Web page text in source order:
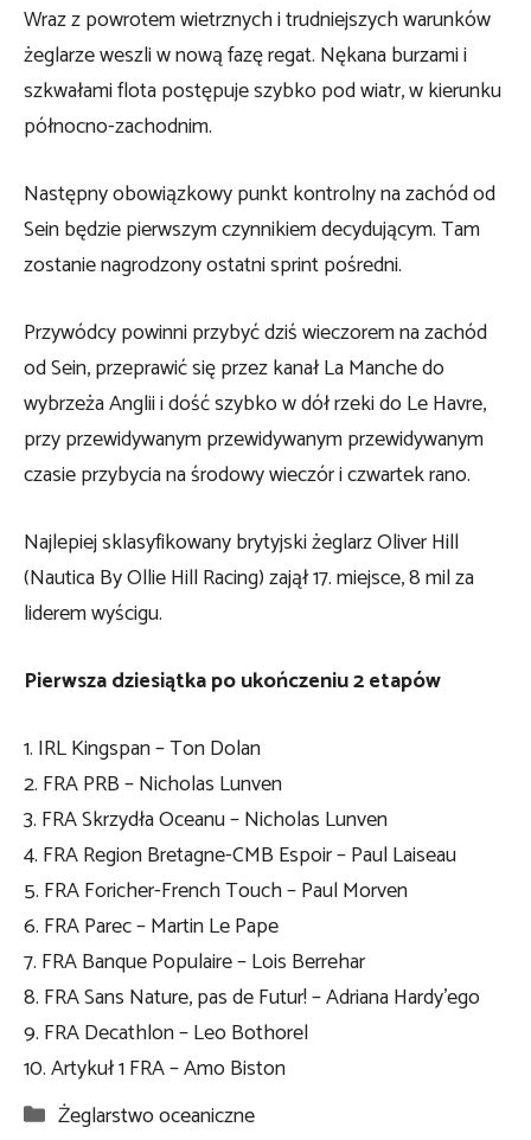
Wraz z powrotem wietrznych i trudniejszych warunków
żeglarze weszli w nową fazę regat. Nękana burzami i
szkwałami flota postępuje szybko pod wiatr, w kierunku
północno-zachodnim.
Następny obowiązkowy punkt kontrolny na zachód od
Sein będzie pierwszym czynnikiem decydującym. Tam
zostanie nagrodzony ostatni sprint pośredni.
Przywódcy powinni przybyć dziś wieczorem na zachód
od Sein, przeprawić się przez kanał La Manche do
wybrzeża Anglii i dość szybko w dół rzeki do Le Havre,
przy przewidywanym przewidywanym przewidywanym
czasie przybycia na środowy wieczór i czwartek rano.
Najlepiej sklasyfikowany brytyjski żeglarz Oliver Hill
(Nautica By Ollie Hill Racing) zajął 17. miejsce, 8 mil za
liderem wyścigu.
Pierwsza dziesiątka po ukończeniu 2 etapów
1. IRL Kingspan – Ton Dolan
2. FRA PRB – Nicholas Lunven
3. FRA Skrzydła Oceanu – Nicholas Lunven
4. FRA Region Bretagne-CMB Espoir – Paul Laiseau
5. FRA Foricher-French Touch – Paul Morven
6. FRA Parec – Martin Le Pape
7. FRA Banque Populaire – Lois Berrehar
8. FRA Sans Nature, pas de Futur! – Adriana Hardy’ego
9. FRA Decathlon – Leo Bothorel
10. Artykuł 1 FRA – Amo Biston
Kategorie
Żeglarstwo oceaniczne